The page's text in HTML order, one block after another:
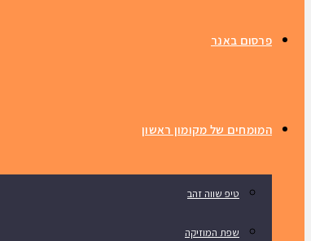
פרסום באנר
המומחים של מקומון ראשון
טיפ שווה זהב
שפת המוזיקה